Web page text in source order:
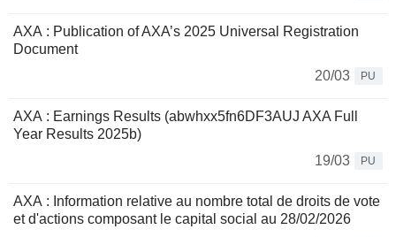
AXA : Publication of AXA’s 2025 Universal Registration
Document
20/03
PU
AXA : Earnings Results (abwhxx5fn6DF3AUJ AXA Full
Year Results 2025b)
19/03
PU
AXA : Information relative au nombre total de droits de vote
et d'actions composant le capital social au 28/02/2026